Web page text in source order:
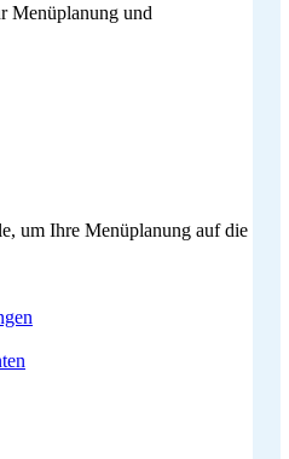
Menüplanung und
um Ihre Menüplanung auf die